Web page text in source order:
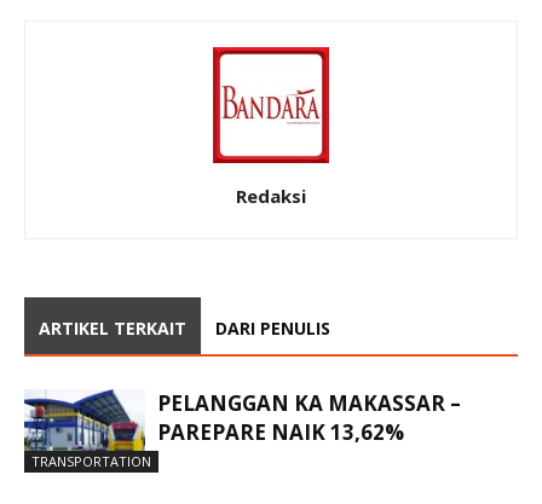
Redaksi
ARTIKEL TERKAIT DARI PENULIS
TRANSPORTATION
PELANGGAN KA MAKASSAR –
PAREPARE NAIK 13,62%